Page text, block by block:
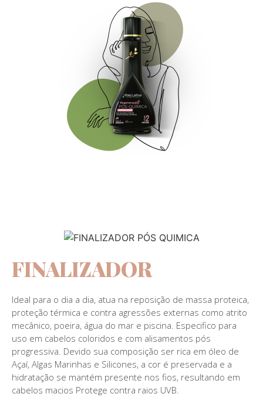
FINALIZADOR
Ideal para o dia a dia, atua na reposição de massa proteica,
proteção térmica e contra agressões externas como atrito
mecânico, poeira, água do mar e piscina. Especifico para
uso em cabelos coloridos e com alisamentos pós
progressiva. Devido sua composição ser rica em óleo de
Açaí, Algas Marinhas e Silicones, a cor é preservada e a
hidratação se mantém presente nos fios, resultando em
cabelos macios Protege contra raios UVB.